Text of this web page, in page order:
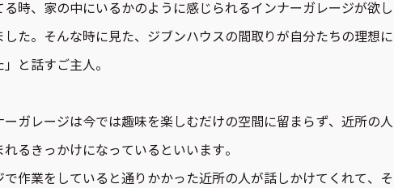
る時、家の中にいるかのように感じられるインナーガレージが欲
した。そんな時に見た、ジブンハウスの間取りが自分たちの理想
と話すご主人。
ーガレージは今では趣味を楽しむだけの空間に留まらず、近所の
るきっかけになっているといいます。
で作業をしていると通りかかった近所の人が話しかけてくれて、